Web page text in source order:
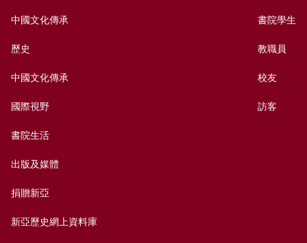
中國文化傳承
歷史
中國文化傳承
國際視野
書院生活
出版及媒體
捐贈新亞
新亞歷史網上資料庫
書院學生
教職員
校友
訪客